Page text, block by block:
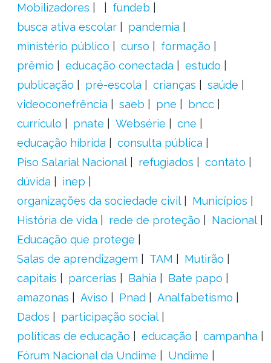
Mobilizadores
fundeb
busca ativa escolar
pandemia
ministério público
curso
formação
prêmio
educação conectada
estudo
publicação
pré-escola crianças
saúde
videoconefrência
saeb pne
bncc
currículo
pnate Websérie
cne
educação híbrida
consulta pública
Piso Salarial Nacional
refugiados
contato
dúvida
inep
organizações da sociedade civil
Municípios
História de vida
rede de proteção
Nacional
Educação que protege
Salas de aprendizagem
TAM
Mutirão
capitais
parcerias Bahia
Bate papo
amazonas
Aviso Pnad
Analfabetismo
Dados
participação social
políticas de educação
educação
campanha
Fórum Nacional da Undime
Undime